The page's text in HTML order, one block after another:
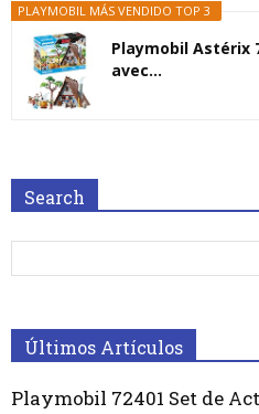
PLAYMOBIL MÁS VENDIDO TOP 3
Playmobil Astérix
avec...
Search
Últimos Artículos
Playmobil 72401 Set de